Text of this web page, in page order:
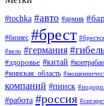
#tochka #авто #армия
#бизнес #брест
#вело #германия
#здоровье #китай
#минская_область
компаний #пинск
#работа #россия